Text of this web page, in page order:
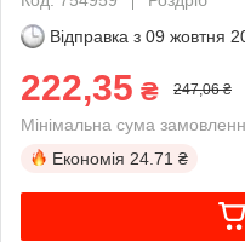
Відправка з 09 жовтня
222,35 ₴ 247,06 ₴
Мінімальна сума
Економія 24.71 ₴